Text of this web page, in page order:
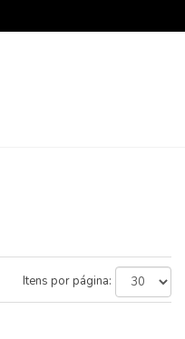
Itens por página: